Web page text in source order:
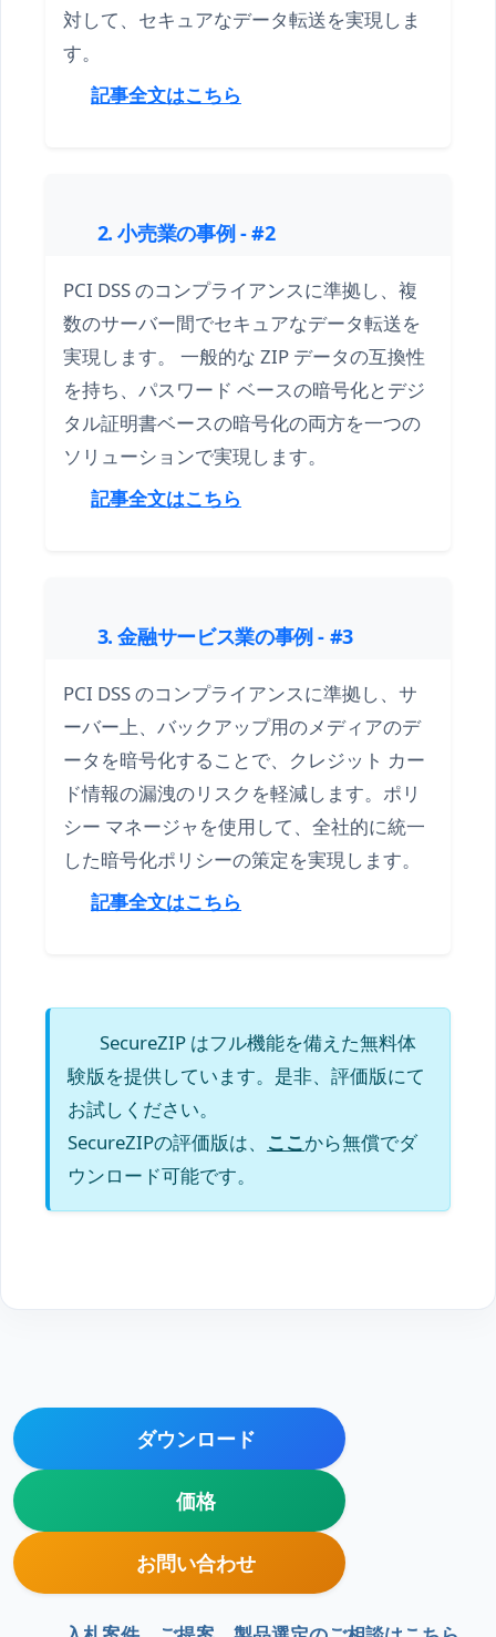
対して、セキュアなデータ転送を実現しま
す。
記事全文はこちら
2. 小売業の事例 - #2
PCI DSS のコンプライアンスに準拠し、複
数のサーバー間でセキュアなデータ転送を
実現します。 一般的な ZIP データの互換性
を持ち、パスワード ベースの暗号化とデジ
タル証明書ベースの暗号化の両方を一つの
ソリューションで実現します。
記事全文はこちら
3. 金融サービス業の事例 - #3
PCI DSS のコンプライアンスに準拠し、サ
ーバー上、バックアップ用のメディアのデ
ータを暗号化することで、クレジット カー
ド情報の漏洩のリスクを軽減します。ポリ
シー マネージャを使用して、全社的に統一
した暗号化ポリシーの策定を実現します。
記事全文はこちら
SecureZIP はフル機能を備えた無料体
験版を提供しています。是非、評価版にて
お試しください。
SecureZIPの評価版は、 ここから無償でダ
ウンロード可能です。
ダウンロード
価格
お問い合わせ